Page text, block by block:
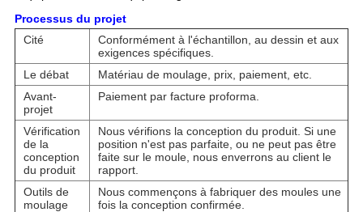
Processus du projet
Cité
Conformément à l'échantillon, au dessin et aux
exigences spécifiques.
Le débat
Matériau de moulage, prix, paiement, etc.
Avant-
projet
Paiement par facture proforma.
Vérification
de la
conception
du produit
Nous vérifions la conception du produit. Si une
position n'est pas parfaite, ou ne peut pas être
faite sur le moule, nous enverrons au client le
rapport.
Outils de
moulage
Nous commençons à fabriquer des moules une
fois la conception confirmée.